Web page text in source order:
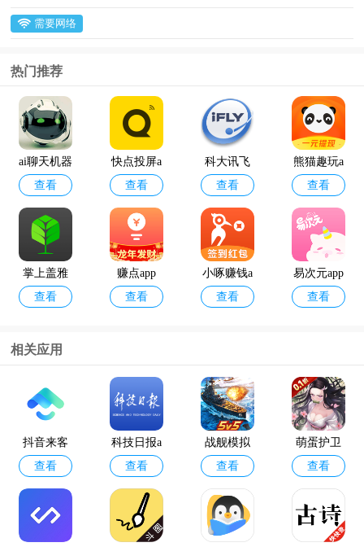
需要网络
热门推荐
ai聊天机器
人
查看
快点投屏a
pp
查看
科大讯飞
语音引擎
最新版
查看
熊猫趣玩a
pp官方版
查看
掌上盖雅
考勤app官
查看
赚点app
查看
小啄赚钱a
pp
查看
易次元app
查看
12398能源
监管热线a
pp官方版
查看
模拟黑客
软件手机
版
查看
相关应用
抖音来客
查看
科技日报a
pp官方版
查看
战舰模拟
器手机版
查看
萌蛋护卫
队0.1折手
游
查看